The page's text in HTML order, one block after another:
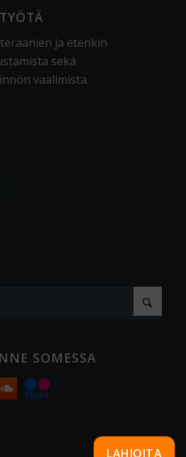
ja etenkin
sekä
vaalimista.
SOMESSA
LAHJOITA